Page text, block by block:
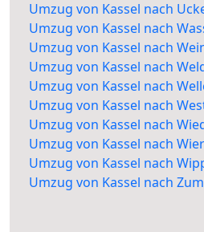
Umzug von Kassel nach
Umzug von Kassel nach
Umzug von Kassel nach
Umzug von Kassel nach
Umzug von Kassel nach
Umzug von Kassel nach
Umzug von Kassel nach
Umzug von Kassel nach
Umzug von Kassel nach
Umzug von Kassel nach